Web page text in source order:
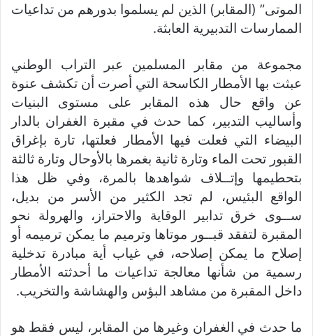
الموتى” (المقابر) الذين لم يسلموا بدورهم من تداعيات
الممارسات التدبيرية العابثة.
مجموعة من مقابر المسلمين عبر التراب الوطني
عبثت بها الأمطار الكاسحة التي أصرت أن تكشف عنوة
عن واقع حال هذه المقابر على مستوى البنيات
وأساليب التدبير، كما حدث في مقبرة الغفران بالدار
البيضاء التي فعلت فيها الأمطار فعلتها، تارة بإغراق
القبور تحت الماء وتارة ثانية بغمرها بالأوحال وتارة ثالثة
بتحطيمها وإتــلاف شواهدها بالمرة، وفي ظل هذا
الواقع البئيس، لم تجد الكثير من الأسر من بديل،
ســوى خرق تدابير الوقاية والاحتراز، والهرولة نحو
المقبرة لتفقد قبــور موتاها وترميم ما يمكن ترميمه أو
إصلاح ما يمكن إصلاحه، في غياب أية مبادرة تدخلية
رسمية من شأنها معالجة تداعيات ما أحدثته الأمطار
داخل المقبرة من مشاهد البؤس والهشاشة والتخريب.
ما حدث في الغفران وغيرها من المقابر، ليس فقط هو